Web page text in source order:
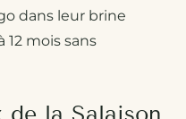
dans leur brine
12 mois sans